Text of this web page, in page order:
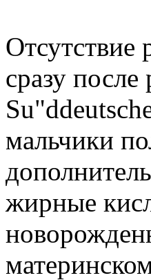
Отсутствие
сразу
мальчики
жирные